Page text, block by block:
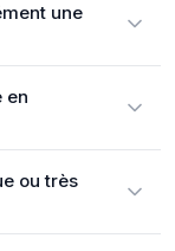
une
en
ou très